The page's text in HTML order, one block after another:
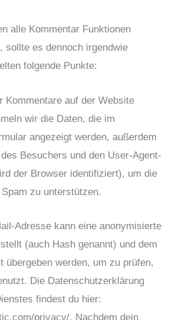
alle Kommentar Funktionen
sollte es dennoch irgendwie
folgende Punkte:
Kommentare auf der Website
wir die Daten, die im
angezeigt werden, außerdem
Besuchers und den User-Agent-
der Browser identifiziert), um die
zu unterstützen.
Adresse kann eine anonymisierte
(auch Hash genannt) und dem
übergeben werden, um zu prüfen,
Die Datenschutzerklärung
findest du hier:
privacy/. Nachdem dein